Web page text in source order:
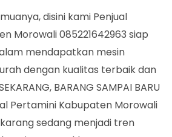
Kabupaten
Morowali
disini kami Penjual
Morowali 085221642963 siap
mendapatkan mesin
dengan kualitas terbaik dan
BARANG SAMPAI BARU
Pertamini Kabupaten Morowali
sedang menjadi tren